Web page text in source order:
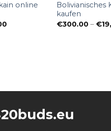
online
Preisspanne:
Bolivianisches
kaufen
€300.00 – €